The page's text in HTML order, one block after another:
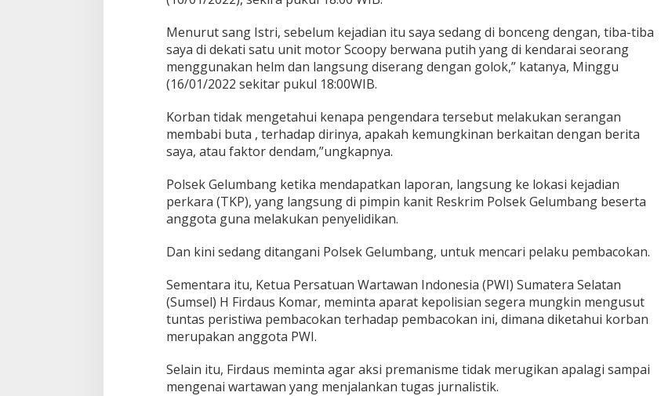
k
r
a
n
g
T
d
a
k
i
K
e
n
l
Menurut sang Istri, sebelum kejadian itu saya sedang di bonceng dengan, tiba-tiba
saya di dekati satu unit motor Scoopy berwana putih yang di kendarai seorang
menggunakan helm dan langsung diserang dengan golok,” katanya, Minggu
(16/01/2022 sekitar pukul 18:00WIB.
Korban tidak mengetahui kenapa pengendara tersebut melakukan serangan
membabi buta , terhadap dirinya, apakah kemungkinan berkaitan dengan berita
saya, atau faktor dendam,”ungkapnya.
Polsek Gelumbang ketika mendapatkan laporan, langsung ke lokasi kejadian
perkara (TKP), yang langsung di pimpin kanit Reskrim Polsek Gelumbang beserta
anggota guna melakukan penyelidikan.
Dan kini sedang ditangani Polsek Gelumbang, untuk mencari pelaku pembacokan.
Sementara itu, Ketua Persatuan Wartawan Indonesia (PWI) Sumatera Selatan
(Sumsel) H Firdaus Komar, meminta aparat kepolisian segera mungkin mengusut
tuntas peristiwa pembacokan terhadap pembacokan ini, dimana diketahui korban
merupakan anggota PWI.
Selain itu, Firdaus meminta agar aksi premanisme tidak merugikan apalagi sampai
mengenai wartawan yang menjalankan tugas jurnalistik.